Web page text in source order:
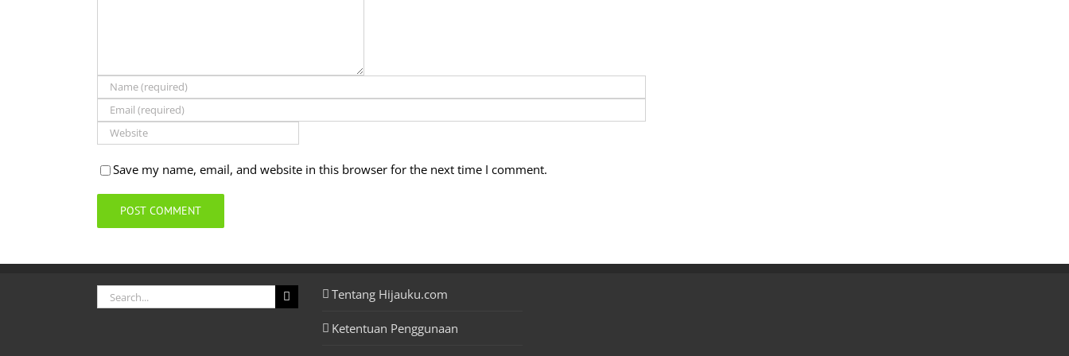
Save my name, email, and website in this browser for the next time I comment.
Search
for:
Tentang Hijauku.com
Ketentuan Penggunaan